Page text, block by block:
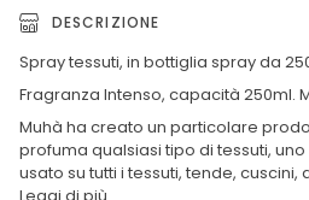
DESCRIZIONE
Spray tessuti, in bottiglia spray da
Fragranza Intenso, capacità 250ml.
Muhà ha creato un particolare
profuma qualsiasi tipo di tessuti,
usato su tutti i tessuti, tende,